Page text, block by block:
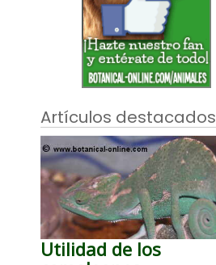
Artículos destacados
Utilidad de los